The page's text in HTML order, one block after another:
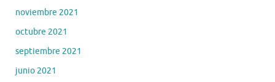
noviembre 2021
octubre 2021
septiembre 2021
junio 2021